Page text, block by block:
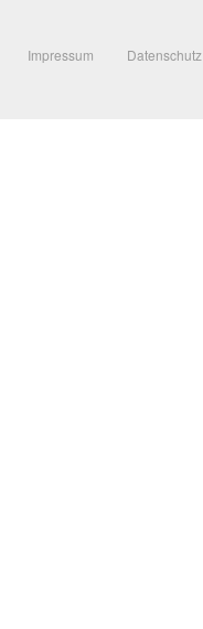
Impressum Datenschutz